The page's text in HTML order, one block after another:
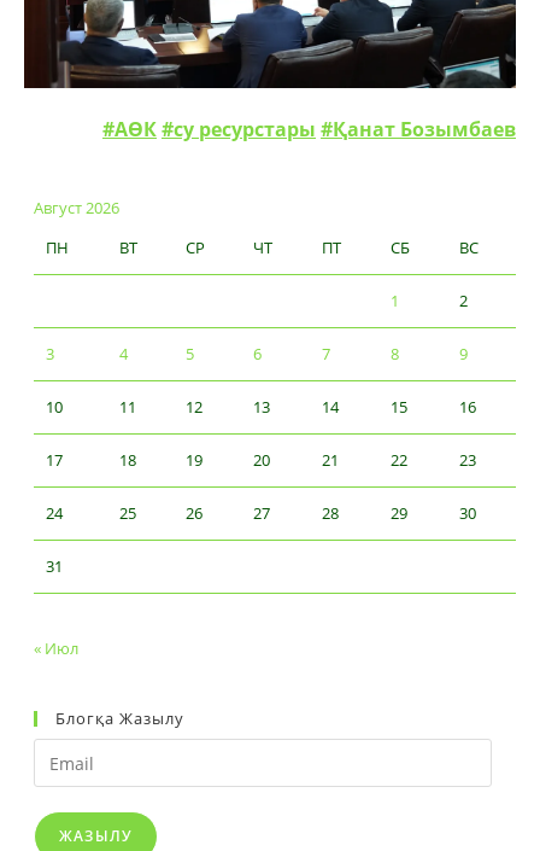
#АӨК#су ресурстары #Қанат Бозымбаев
Август 2026
ПН
ВТ СР ЧТ ПТ СБ ВС
1 2
3 4 5 6 7 8 9
10 11 12 13 14 15 16
17 18 19 20 21 22 23
24 25 26 27 28 29 30
31
« Июл
Блогқа Жазылу
Email
ЖАЗЫЛУ